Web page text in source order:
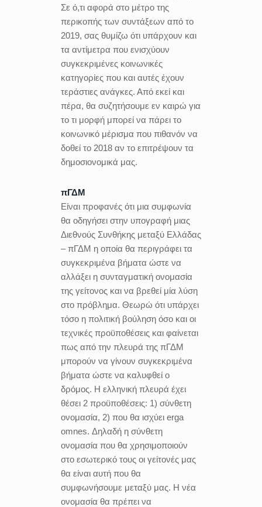
Σε ό,τι αφορά στο μέτρο της
περικοπής των συντάξεων από το
2019, σας θυμίζω ότι υπάρχουν και
τα αντίμετρα που ενισχύουν
συγκεκριμένες κοινωνικές
κατηγορίες που και αυτές έχουν
τεράστιες ανάγκες. Από εκεί και
πέρα, θα συζητήσουμε εν καιρώ για
το τι μορφή μπορεί να πάρει το
κοινωνικό μέρισμα που πιθανόν να
δοθεί το 2018 αν το επιτρέψουν τα
δημοσιονομικά μας.
πΓΔΜ
Είναι προφανές ότι μια συμφωνία
θα οδηγήσει στην υπογραφή μιας
Διεθνούς Συνθήκης μεταξύ Ελλάδας
– πΓΔΜ η οποία θα περιγράφει τα
συγκεκριμένα βήματα ώστε να
αλλάξει η συνταγματική ονομασία
της γείτονος και να βρεθεί μία λύση
στο πρόβλημα. Θεωρώ ότι υπάρχει
τόσο η πολιτική βούληση όσο και οι
τεχνικές προϋποθέσεις και φαίνεται
πως από την πλευρά της πΓΔΜ
μπορούν να γίνουν συγκεκριμένα
βήματα ώστε να καλυφθεί ο
δρόμος. Η ελληνική πλευρά έχει
θέσει 2 προϋποθέσεις: 1) σύνθετη
ονομασία, 2) που θα ισχύει erga
omnes. Δηλαδή η σύνθετη
ονομασία που θα χρησιμοποιούν
στο εσωτερικό τους οι γείτονές μας
θα είναι αυτή που θα
συμφωνήσουμε μεταξύ μας. Η νέα
ονομασία θα πρέπει να